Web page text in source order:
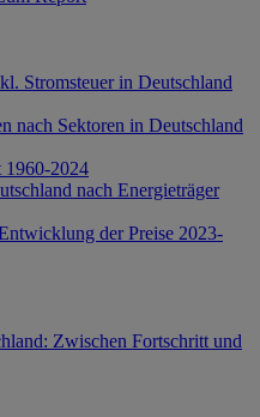
Stromsteuer in Deutschland
nach Sektoren in Deutschland
1960-2024
nach Energieträger
der Preise 2023-
Zwischen Fortschritt und